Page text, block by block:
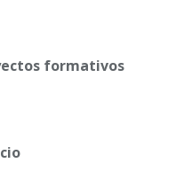
formativos